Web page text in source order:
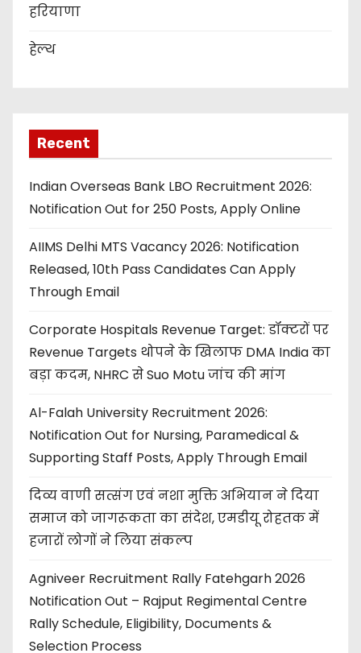
हरियाणा
हेल्थ
Recent
Indian Overseas Bank LBO Recruitment 2026:
Notification Out for 250 Posts, Apply Online
AIIMS Delhi MTS Vacancy 2026: Notification
Released, 10th Pass Candidates Can Apply
Through Email
Corporate Hospitals Revenue Target: डॉक्टरों पर
Revenue Targets थोपने के खिलाफ DMA India का
बड़ा कदम, NHRC से Suo Motu जांच की मांग
Al-Falah University Recruitment 2026:
Notification Out for Nursing, Paramedical &
Supporting Staff Posts, Apply Through Email
दिव्य वाणी सत्संग एवं नशा मुक्ति अभियान ने दिया
समाज को जागरूकता का संदेश, एमडीयू रोहतक में
हजारों लोगों ने लिया संकल्प
Agniveer Recruitment Rally Fatehgarh 2026
Notification Out – Rajput Regimental Centre
Rally Schedule, Eligibility, Documents &
Selection Process